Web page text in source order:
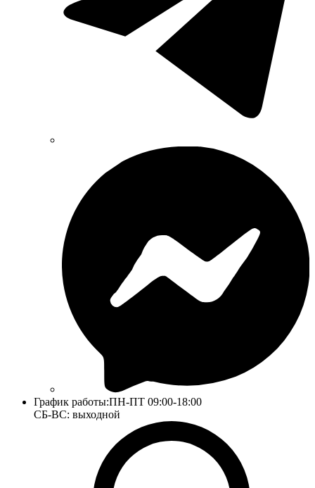
График работы:ПН-ПТ 09:00-18:00
СБ-ВС: выходной